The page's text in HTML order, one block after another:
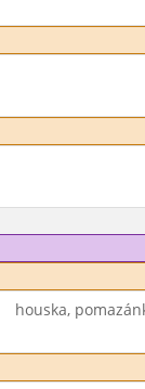
houska,